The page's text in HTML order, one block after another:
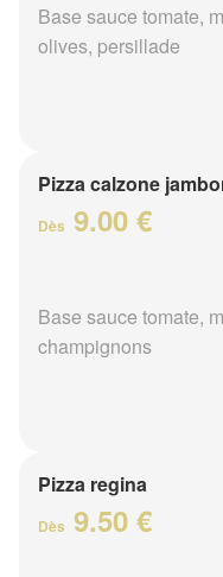
Base sauce tomate,
olives, persillade
Pizza calzone
Dès 9.00 €
Base sauce tomate,
champignons
Pizza regina
Dès 9.50 €